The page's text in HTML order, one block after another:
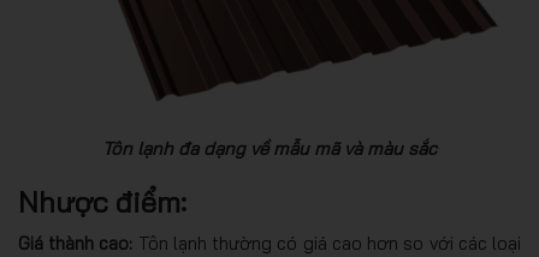
Tôn lạnh đa dạng về mẫu mã và màu sắc
Nhược điểm:
Giá thành cao: Tôn lạnh thường có giá cao hơn so với các loại